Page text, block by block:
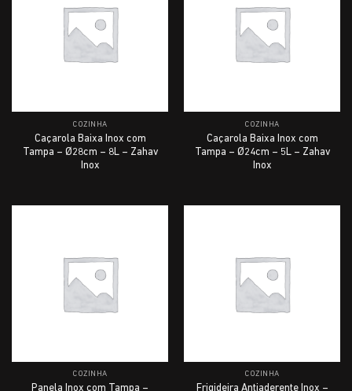
COZINHA
Caçarola Baixa Inox com
Tampa – Ø28cm – 8L – Zahav
Inox
COZINHA
Caçarola Baixa Inox com
Tampa – Ø24cm – 5L – Zahav
Inox
COZINHA
Panela Inox com Tampa –
COZINHA
Frigideira Antiaderente Inox –